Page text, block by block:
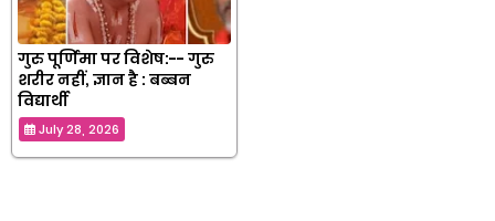
गुरु पूर्णिमा पर विशेष:-- गुरु
शरीर नहीं, ज्ञान है : बब्बन
विद्यार्थी
July 28, 2026